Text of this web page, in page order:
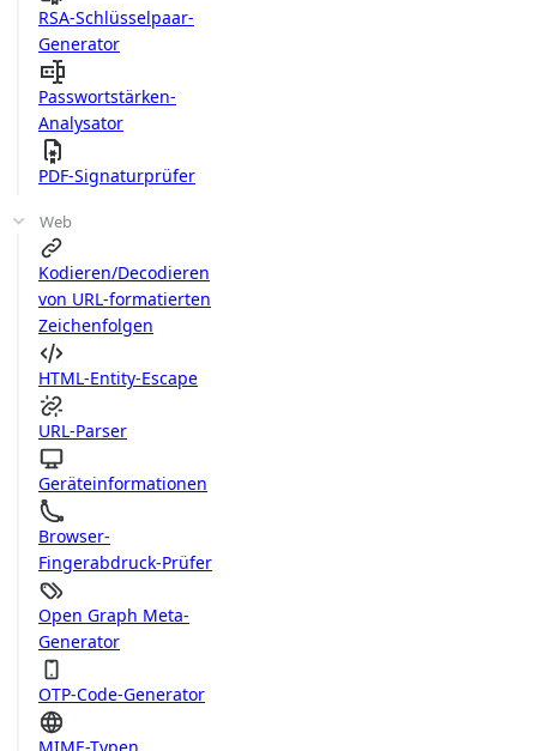
RSA-Schlüsselpaar-
Generator
Passwortstärken-
Analysator
PDF-Signaturprüfer
Web
Kodieren/Decodieren
von URL-formatierten
Zeichenfolgen
HTML-Entity-Escape
URL-Parser
Geräteinformationen
Browser-
Fingerabdruck-Prüfer
Open Graph Meta-
Generator
OTP-Code-Generator